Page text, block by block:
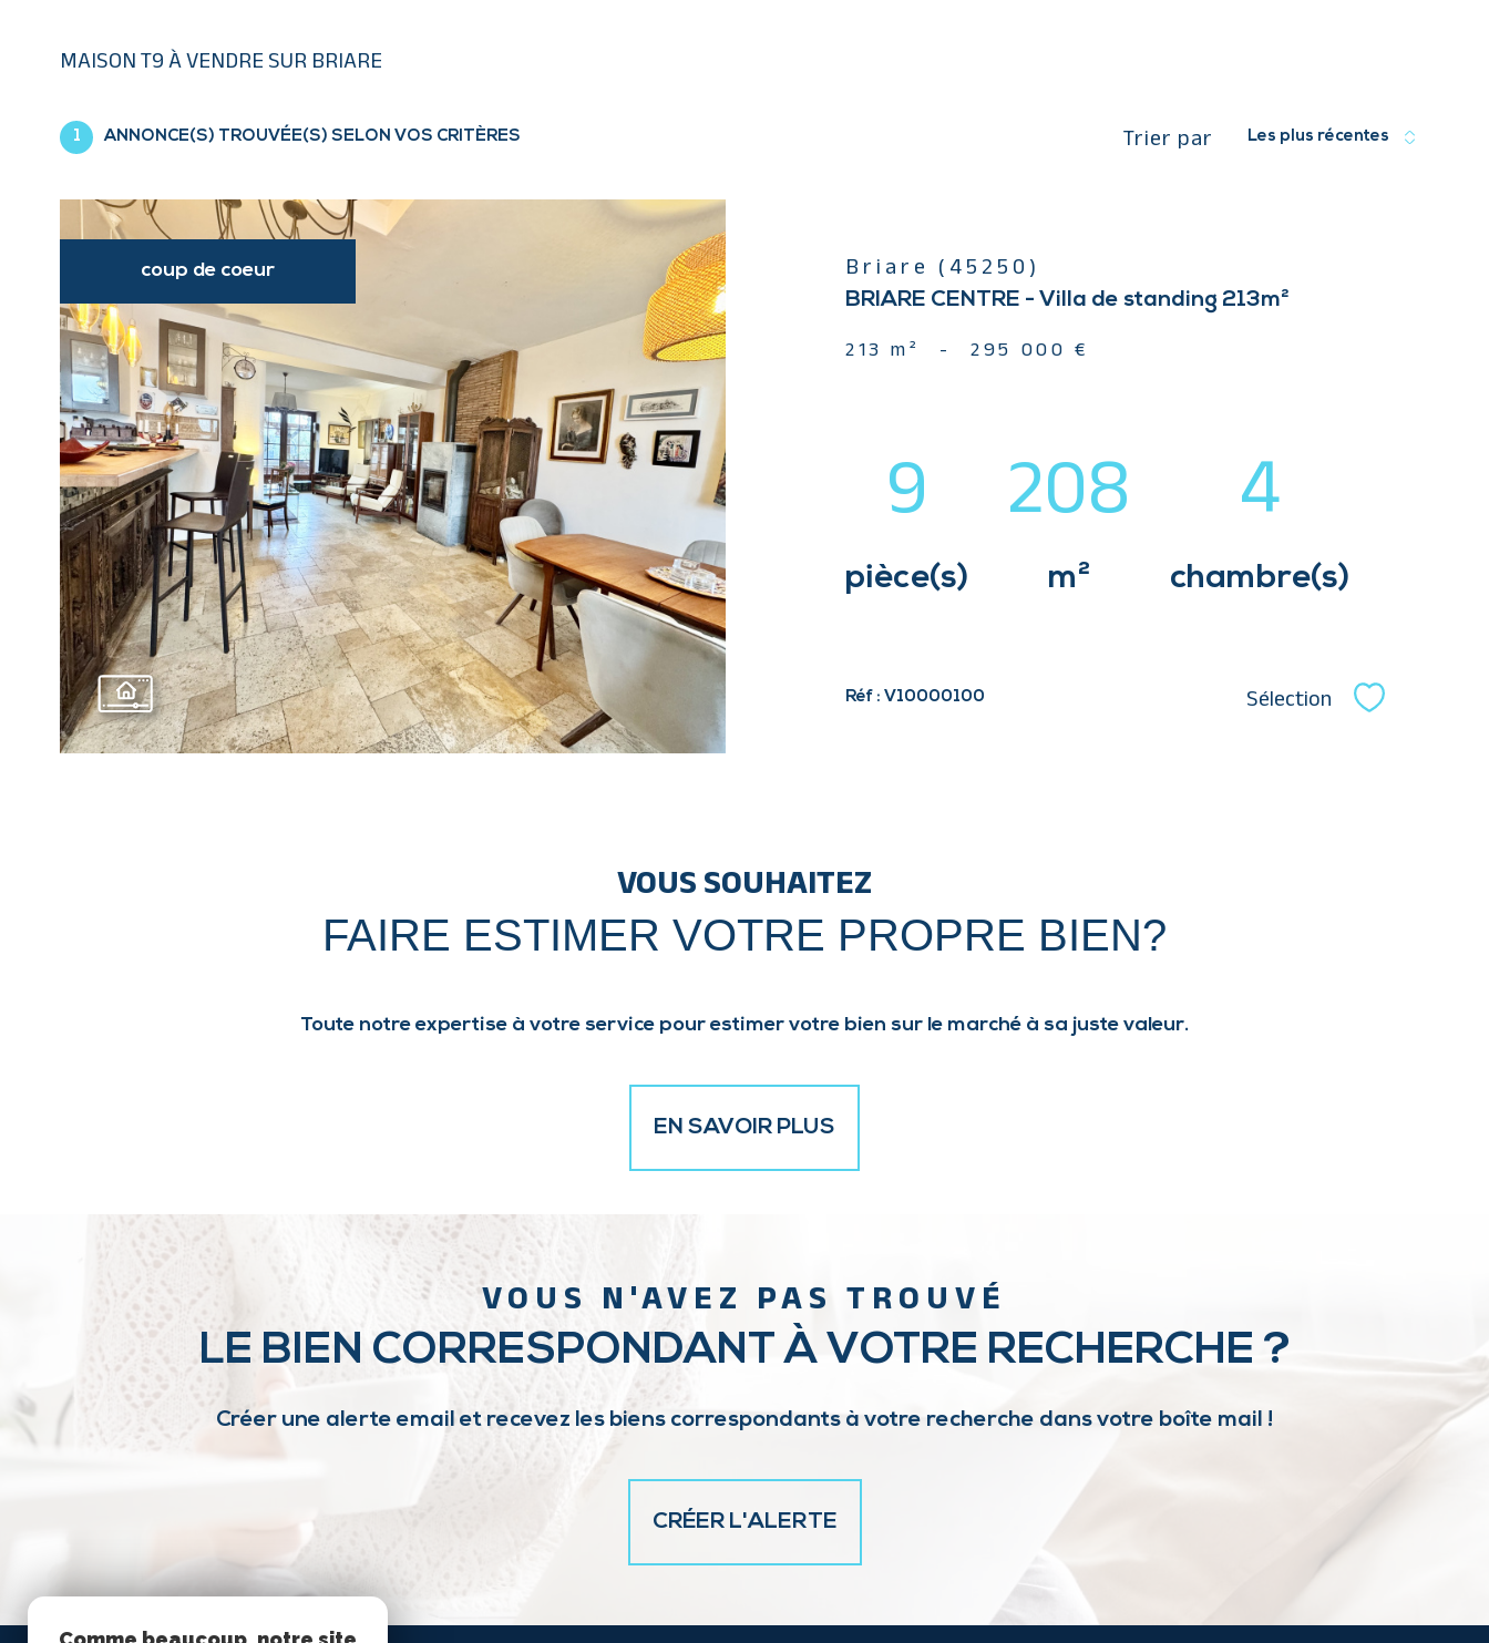
MAISON T9 À VENDRE SUR BRIARE
1 ANNONCE(S) TROUVÉE(S) SELON VOS CRITÈRES Trier par Les plus récentes
coup de coeur
VOIR LE
BIEN
Briare (45250)
BRIARE CENTRE - Villa de standing 213m²
213 m² - 295 000 €
9
pièce(s)
208
m²
4
chambre(s)
Réf : V10000100 Sélection
VOUS SOUHAITEZ
FAIRE ESTIMER VOTRE PROPRE BIEN?
Toute notre expertise à votre service pour estimer votre bien sur le marché à sa juste valeur.
EN SAVOIR PLUS
VOUS N'AVEZ PAS TROUVÉ
LE BIEN CORRESPONDANT À VOTRE RECHERCHE ?
Créer une alerte email et recevez les biens correspondants à votre recherche dans votre boîte mail !
CRÉER L'ALERTE